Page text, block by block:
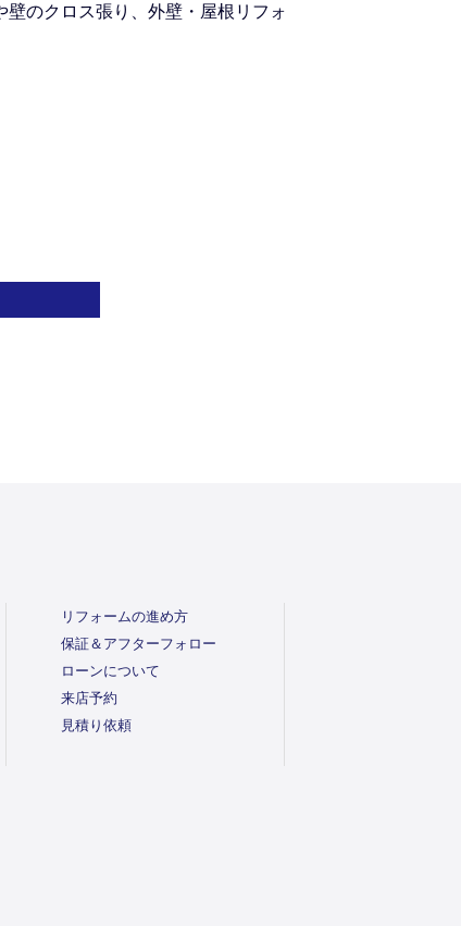
壁のクロス張り、外壁・屋根リフォ
リフォームの進め方
保証＆アフターフォロー
ローンについて
来店予約
見積り依頼